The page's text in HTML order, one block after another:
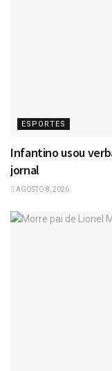
ESPORTES
Infantino usou
jornal
AGOSTO 8, 2026